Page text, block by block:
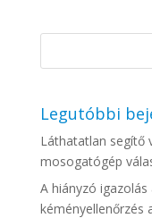
Legutóbbi
Láthatatlan segítő
mosogatógép
A hiányzó
kéményellenőrzés